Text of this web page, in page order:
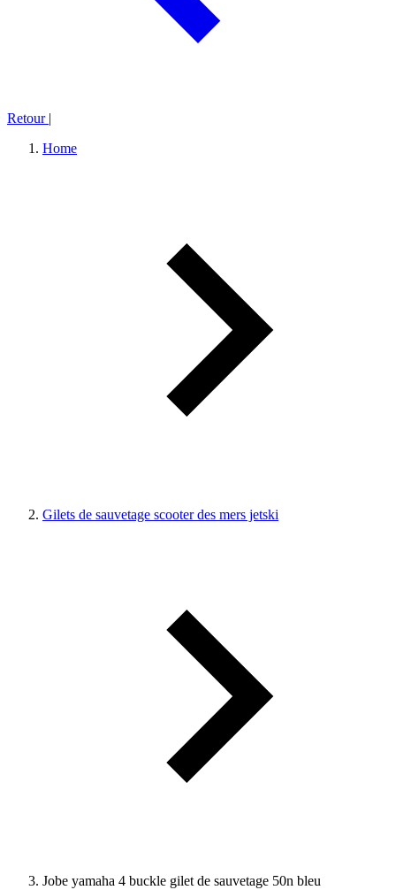
Retour |
Home
Gilets de sauvetage scooter des mers jetski
Jobe yamaha 4 buckle gilet de sauvetage 50n bleu